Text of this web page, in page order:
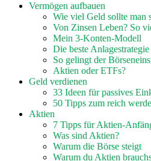
Vermögen aufbauen
Wie viel Geld sollte man
Von Zinsen Leben? So
Mein 3-Konten-Modell
Die beste
So gelingt der
Aktien oder ETFs?
Geld verdienen
33 Ideen für passives
50 Tipps zum reich
Aktien
7 Tipps für Aktien-
Was sind Aktien?
Warum die Börse steigt
Warum du Aktien